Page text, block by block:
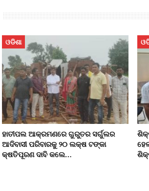
ଓଡିଶା
ହାତୀପଲ ଆକ୍ରମଣରେ ଗୁରୁତର ସର୍ଗୁଲର
ଆଦିବାସୀ ପରିବାରକୁ ୨୦ ଲକ୍ଷ ଟଙ୍କା
କ୍ଷତିପୂରଣ ଦାବି କଲେ…